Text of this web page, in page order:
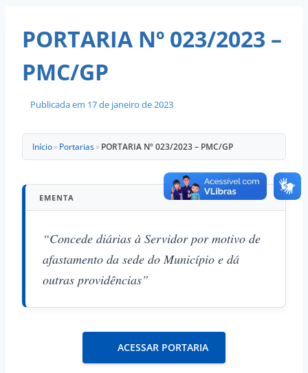
PORTARIA Nº 023/2023 –
PMC/GP
Publicada em 17 de janeiro de 2023
Início» Portarias» PORTARIA Nº 023/2023 – PMC/GP
EMENTA
“Concede diárias à Servidor por motivo de
afastamento da sede do Município e dá
outras providências”
ACESSAR PORTARIA